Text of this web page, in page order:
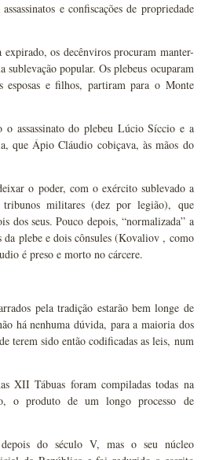
e confiscações de propriedade
os decênviros procuram manter-
sublevação popular. Os plebeus ocuparam
e filhos, partiram para o Monte
o assassinato do plebeu Lúcio Síccio e a
que Ápio Cláudio cobiçava, às mãos do
o poder, com o exército sublevado a
militares (dez por legião), que
dos seus. Pouco depois, “normalizada” a
da plebe e dois cônsules (Kovaliov , como
é preso e morto no cárcere.
pela tradição estarão bem longe de
há nenhuma dúvida, para a maioria dos
terem sido então codificadas as leis, num
XII Tábuas foram compiladas todas na
o produto de um longo processo de
depois do século V, mas o seu núcleo